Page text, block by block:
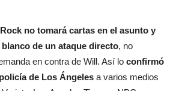
Rock no tomará cartas en el asunto y
de un ataque directo, no
en contra de Will. Así lo confirmó
de Los Ángeles a varios medios